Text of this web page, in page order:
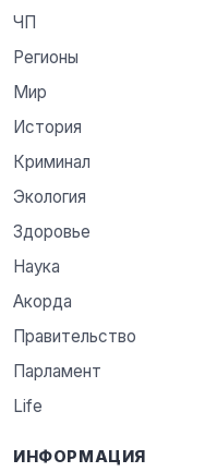
ЧП
Регионы
Мир
История
Криминал
Экология
Здоровье
Наука
Акорда
Правительство
Парламент
Life
ИНФОРМАЦИЯ